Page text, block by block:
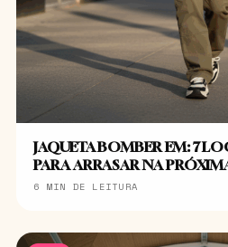
JAQUETA BOMBER EM: 7
PARA ARRASAR NA
6 MIN DE LEITURA